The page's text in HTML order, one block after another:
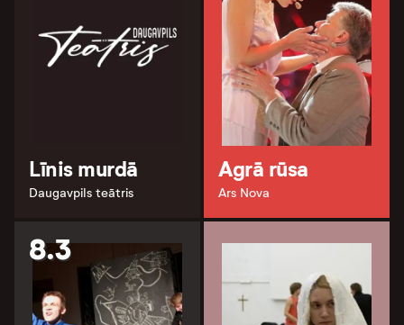
Līnis murdā
Daugavpils teātris
Agrā rūsa
Ars Nova
8.3